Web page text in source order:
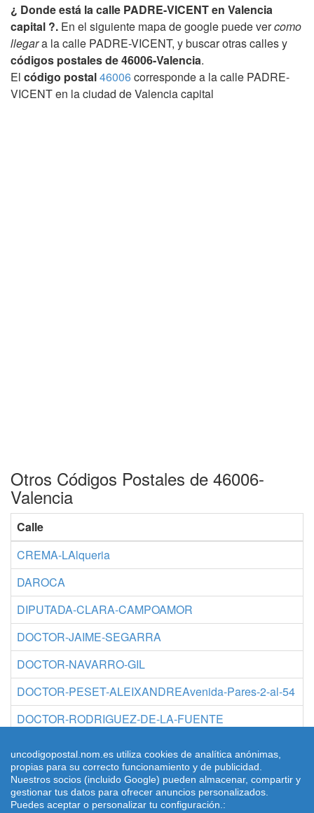
¿ Donde está la calle PADRE-VICENT en Valencia
capital ?. En el siguiente mapa de google puede vercomo
llegara la calle PADRE-VICENT, y buscar otras calles y
códigos postales de 46006-Valencia.
El código postal46006corresponde a la calle PADRE-
VICENT en la ciudad de Valencia capital
Otros Códigos Postales de 46006-
Valencia
Calle
CREMA-LAlqueria
DAROCA
DIPUTADA-CLARA-CAMPOAMOR
DOCTOR-JAIME-SEGARRA
DOCTOR-NAVARRO-GIL
DOCTOR-PESET-ALEIXANDREAvenida-Pares-2-al-54
DOCTOR-RODRIGUEZ-DE-LA-FUENTE
© 2026 uncodigopostal.nom.es, Códigos postales
uncodigopostal.nom.es utiliza cookies de analítica anónimas,
propias para su correcto funcionamiento y de publicidad.
Nuestros socios (incluido Google) pueden almacenar, compartir y
gestionar tus datos para ofrecer anuncios personalizados.
Puedes aceptar o personalizar tu configuración.: